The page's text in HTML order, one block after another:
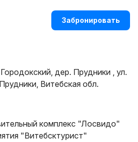
Забронировать
дер. Прудники , ул.
Витебская обл.
комплекс "Лосвидо"
"Витебсктурист"